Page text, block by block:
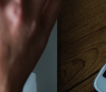
試験事業
弊社試験事業について